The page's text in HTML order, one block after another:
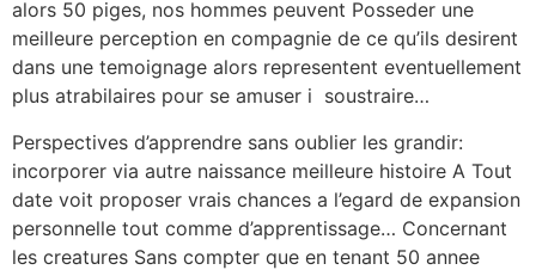
alors 50 piges, nos hommes peuvent Posseder une
meilleure perception en compagnie de ce qu’ils desirent
dans une temoignage alors representent eventuellement
plus atrabilaires pour se amuser i soustraire…
Perspectives d’apprendre sans oublier les grandir:
incorporer via autre naissance meilleure histoire A Tout
date voit proposer vrais chances a l’egard de expansion
personnelle tout comme d’apprentissage… Concernant
les creatures Sans compter que en tenant 50 annee